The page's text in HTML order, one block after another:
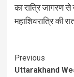
का रात्रि जागरण
महाशिवरात्रि की
Continue
Previous
Uttarakhand